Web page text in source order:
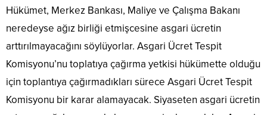
Hükümet, Merkez Bankası, Maliye ve Çalışma Bakanı
neredeyse ağız birliği etmişcesine asgari ücretin
arttırılmayacağını söylüyorlar. Asgari Ücret Tespit
Komisyonu’nu toplatıya çağırma yetkisi hükümette olduğu
için toplantıya çağırmadıkları sürece Asgari Ücret Tespit
Komisyonu bir karar alamayacak. Siyaseten asgari ücretin